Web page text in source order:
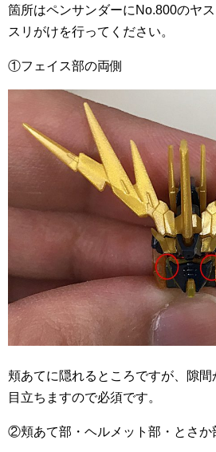
箇所はペンサンダーにNo.800のヤ
スリがけを行ってください。
①フェイス部の両側
頬あてに隠れるところですが、隙
目立ちますので必須です。
②頬あて部・ヘルメット部・とさか